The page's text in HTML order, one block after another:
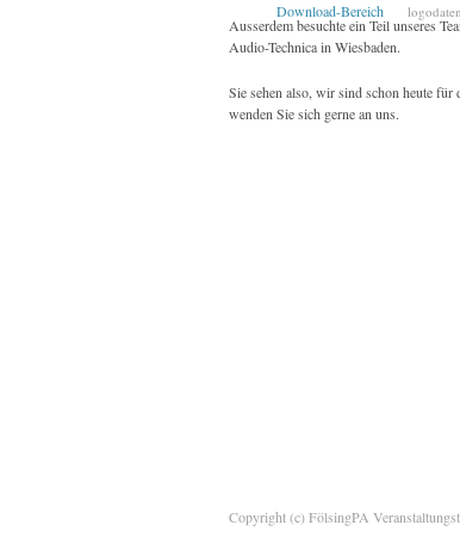
Download-Bereich
Ausserdem besuchte ein Teil unseres
Audio-Technica in Wiesbaden.
Sie sehen also, wir sind schon heute für
wenden Sie sich gerne an uns.
Copyright (c) FölsingPA